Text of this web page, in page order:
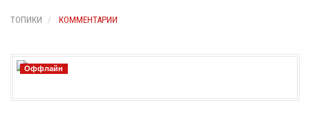
ТОПИКИ КОММЕНТАРИИ
Оффлайн